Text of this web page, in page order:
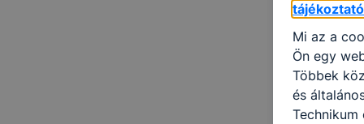
Mi az a
Ön egy
Többek
és